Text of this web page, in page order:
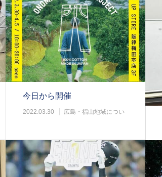
今日から開催
2022.03.30
広島・福山地域につい